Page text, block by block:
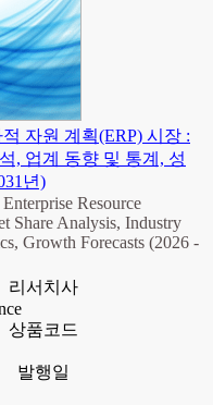
자원 계획(ERP) 시장 :
, 업계 동향 및 통계, 성
년)
Resource
Share Analysis, Industry
Growth Forecasts (2026 -
리서치사
상품코드
발행일